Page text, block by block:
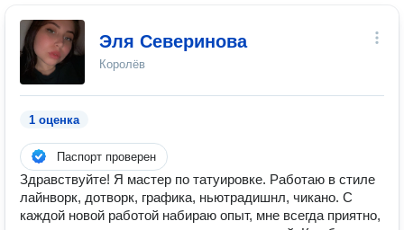
Эля Северинова
Королёв
1 оценка
Паспорт проверен
Здравствуйте! Я мастер по татуировке. Работаю в стиле
лайнворк, дотворк, графика, ньютрадишнл, чикано. С
каждой новой работой набираю опыт, мне всегда приятно,